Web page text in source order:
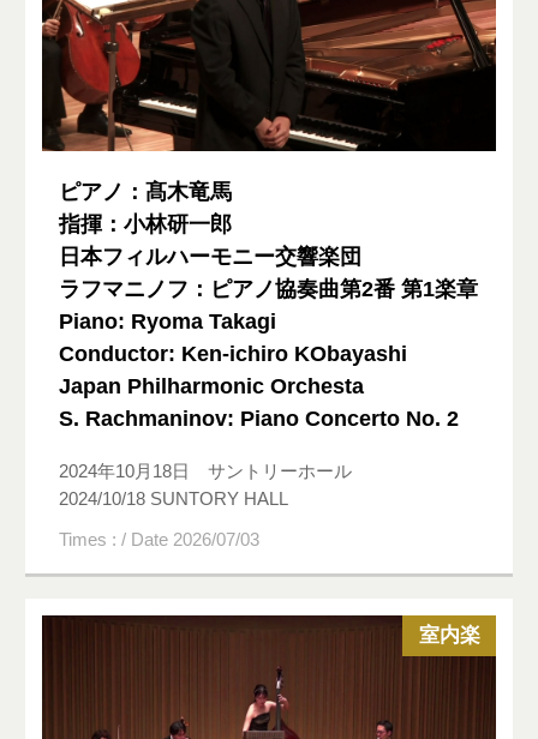
ピアノ：髙木竜馬
指揮：小林研一郎
日本フィルハーモニー交響楽団
ラフマニノフ：ピアノ協奏曲第2番 第1楽章
Piano: Ryoma Takagi
Conductor: Ken-ichiro KObayashi
Japan Philharmonic Orchesta
S. Rachmaninov: Piano Concerto No. 2
2024年10月18日 サントリーホール
2024/10/18 SUNTORY HALL
Times : / Date 2026/07/03
室内楽